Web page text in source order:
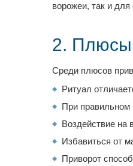
ворожеи, так и
2. Плюсы
Среди плюсов
Ритуал
При правильном
Воздействие на
Избавиться от
Приворот